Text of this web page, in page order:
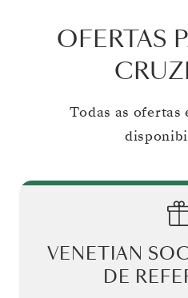
OFERTAS
Todas as ofertas
VENETIAN
DE